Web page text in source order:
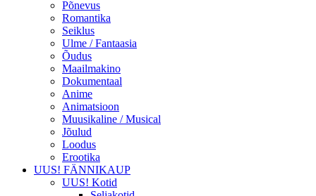
Põnevus
Romantika
Seiklus
Ulme / Fantaasia
Õudus
Maailmakino
Dokumentaal
Anime
Animatsioon
Muusikaline / Musical
Jõulud
Loodus
Erootika
UUS! FÄNNIKAUP
UUS! Kotid